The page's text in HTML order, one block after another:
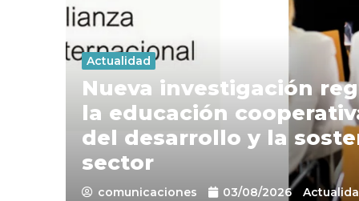
Actualidad
Nueva investigación
la educación
del desarrollo y la
sector
comunicaciones 03/08/2026